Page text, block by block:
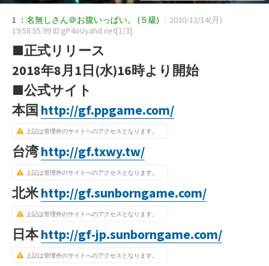
1 ： 名無しさん＠お腹いっぱい。 (５級) ：2020/12/14(月)
19:58:55.99 ID:gP4oUyahd.net[1/3]
■正式リリース
2018年8月1日(水)16時より開始
■公式サイト
本国 http://gf.ppgame.com/
上記は管理外のサイトへのアクセスとなります。
台湾http://gf.txwy.tw/
上記は管理外のサイトへのアクセスとなります。
北米http://gf.sunborngame.com/
上記は管理外のサイトへのアクセスとなります。
日本http://gf-jp.sunborngame.com/
上記は管理外のサイトへのアクセスとなります。